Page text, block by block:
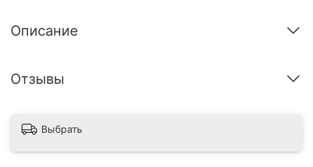
Описание
Отзывы
Выбрать